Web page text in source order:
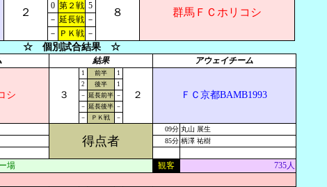
２ ８ 群馬ＦＣホリコシ
0 第２戦 5
－ 延長戦 －
－
ＰＫ戦 －
☆ 個別試合結果 ☆
結果
アウェイチーム
シ ３
1 前半 1
２ ＦＣ京都BAMB1993
2 後半
1
－ 延長前半 －
－ 延長後半 －
－
ＰＫ戦 －
得点者
09分 丸山 展生
85分 柄澤 祐樹
場 観客
735人